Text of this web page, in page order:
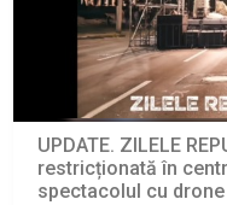
UPDATE. ZILELE
restricționată în
spectacolul cu drone